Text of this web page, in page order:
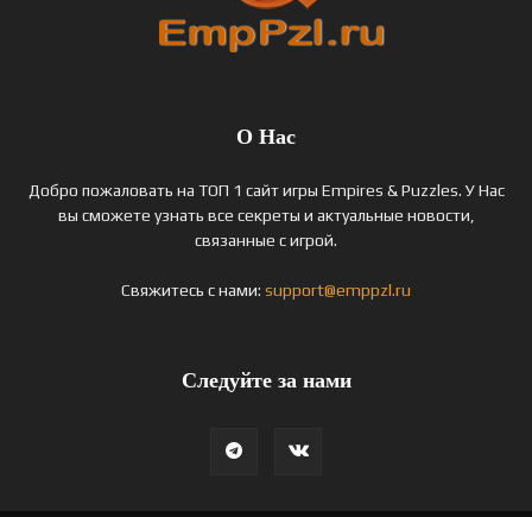
О Нас
Добро пожаловать на ТОП 1 сайт игры Empires & Puzzles. У Нас
вы сможете узнать все секреты и актуальные новости,
связанные с игрой.
Свяжитесь с нами: support@emppzl.ru
Следуйте за нами